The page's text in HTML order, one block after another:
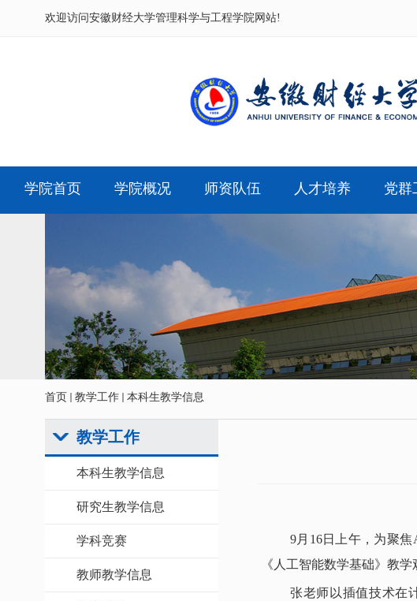
欢迎访问安徽财经大学管理科学与工程学院网站!
学院首页 学院概况 师资队伍 人才培养 党群
首页 教学工作 本科生教学信息
教学工作
本科生教学信息
研究生教学信息
学科竞赛
教师教学信息
9月16日上午，为聚
《人工智能数学基础》教学
张老师以插值技术在